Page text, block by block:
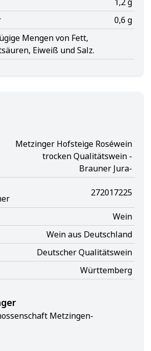
0,6 g
Mengen von Fett,
Eiweiß und Salz.
Metzinger Hofsteige Roséwein
trocken Qualitätswein -
Brauner Jura-
272017225
Wein
Wein aus Deutschland
Deutscher Qualitätswein
Württemberg
Metzingen-